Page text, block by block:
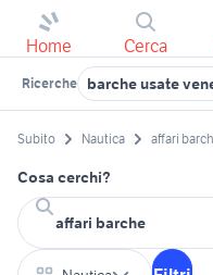
Home Cerca
Ricerche barche usate
Subito Nautica affari
Cosa cerchi?